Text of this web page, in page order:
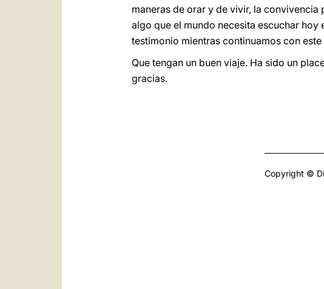
maneras de orar y de vivir, la
algo que el mundo necesita escuchar
testimonio mientras continuamos con
Que tengan un buen viaje. Ha sido un
gracias.
Copyright ©